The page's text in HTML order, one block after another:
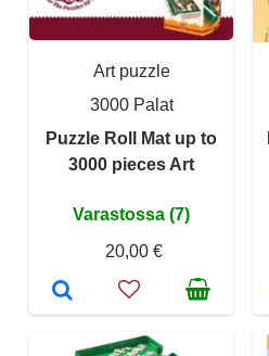
Art puzzle
3000 Palat
Puzzle Roll Mat up to
3000 pieces Art
Varastossa (7)
20,00 €